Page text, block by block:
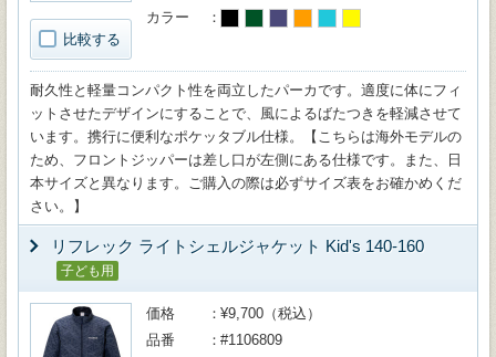
比較する
カラー
耐久性と軽量コンパクト性を両立したパーカです。適度に体にフィ
ットさせたデザインにすることで、風によるばたつきを軽減させて
います。携行に便利なポケッタブル仕様。【こちらは海外モデルの
ため、フロントジッパーは差し口が左側にある仕様です。また、日
本サイズと異なります。ご購入の際は必ずサイズ表をお確かめくだ
さい。】
リフレック ライトシェルジャケット Kid's 140-160
子ども用
価格
¥9,700（税込）
品番
#1106809